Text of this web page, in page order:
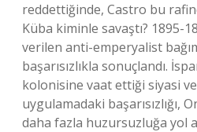
reddettiğinde, Castro bu
Küba kiminle savaştı? 1895-
verilen anti-emperyalist
başarısızlıkla sonuçlandı.
kolonisine vaat ettiği siyasi
uygulamadaki başarısızlığı,
daha fazla huzursuzluğa yol